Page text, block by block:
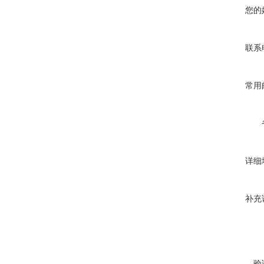
您的
联系
常用
详细
补充